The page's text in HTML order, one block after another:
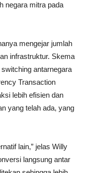
negara mitra pada
mengejar jumlah
infrastruktur. Skema
antarnegara
Transaction
lebih efisien dan
yang telah ada, yang
lain,” jelas Willy
langsung antar